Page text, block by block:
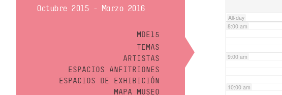
Octubre 2015 - Marzo 2016
MDE15
TEMAS
ARTISTAS
ESPACIOS ANFITRIONES
ESPACIOS DE EXHIBICIÓN
MAPA MUSEO
All-day
8:00 am
9:00 am
10:00 am